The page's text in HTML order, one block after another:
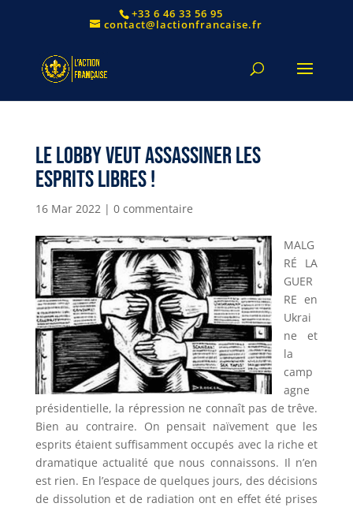
+33 6 46 33 56 95
contact@lactionfrancaise.fr
Le Lobby veut assassiner les
esprits libres !
16 Mar 2022| 0 commentaire
MALG
RÉ LA
GUER
RE en
Ukrai
ne et
la
camp
agne
présidentielle, la répression ne connaît pas de trêve.
Bien au contraire. On pensait naïvement que les
esprits étaient suffisamment occupés avec la riche et
dramatique actualité que nous connaissons. Il n’en
est rien. En l’espace de quelques jours, des décisions
de dissolution et de radiation ont en effet été prises